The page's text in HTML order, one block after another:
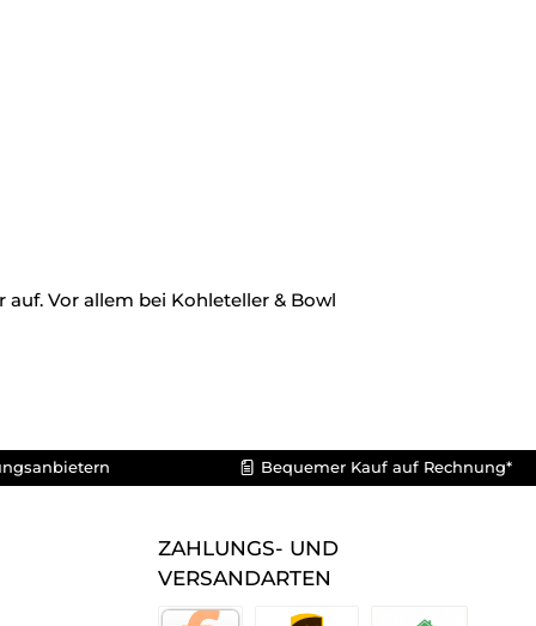
Vor allem bei Kohleteller & Bowl
Bequemer Kauf auf Rechnung*
ZAHLUNGS- UND
VERSANDARTEN